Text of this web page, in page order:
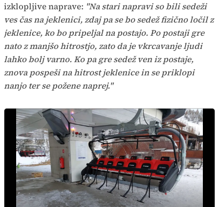
izklopljive naprave: "Na stari napravi so bili sedeži
ves čas na jeklenici, zdaj pa se bo sedež fizično ločil z
jeklenice, ko bo pripeljal na postajo. Po postaji gre
nato z manjšo hitrostjo, zato da je vkrcavanje ljudi
lahko bolj varno. Ko pa gre sedež ven iz postaje,
znova pospeši na hitrost jeklenice in se priklopi
nanjo ter se požene naprej."